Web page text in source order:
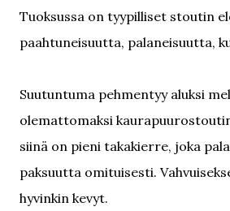
Tuoksussa on tyypilliset stoutin
paahtuneisuutta, palaneisuutta,
Suutuntuma pehmentyy aluksi
olemattomaksi
siinä on pieni takakierre, joka
paksuutta omituisesti.
hyvinkin kevyt.